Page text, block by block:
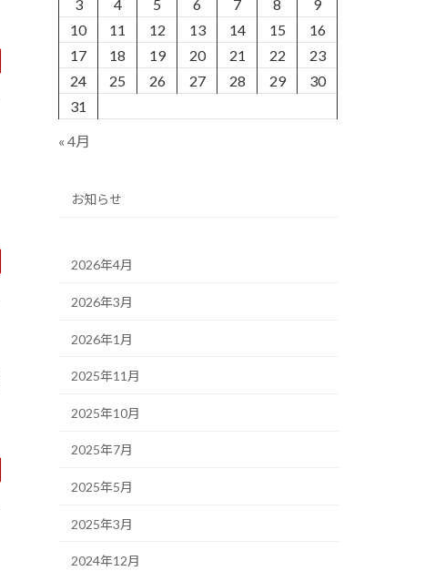
3
4 5 6 7 8
9
10
11 12 13 14 15
16
17
18 19 20 21 22
23
24
25 26 27 28 29
30
31
« 4月
お知らせ
2026年4月
2026年3月
2026年1月
2025年11月
2025年10月
2025年7月
2025年5月
2025年3月
2024年12月